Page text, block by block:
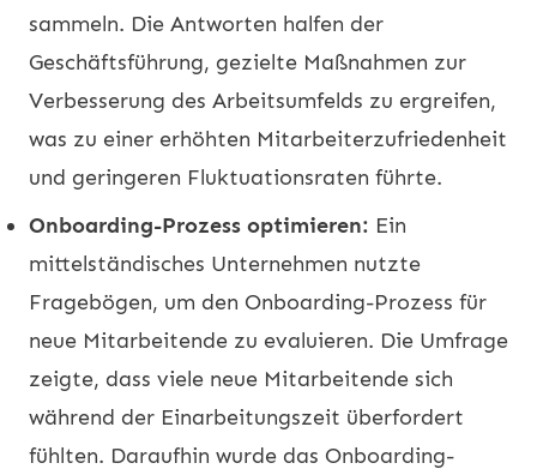
sammeln. Die Antworten halfen der
Geschäftsführung, gezielte Maßnahmen zur
Verbesserung des Arbeitsumfelds zu ergreifen,
was zu einer erhöhten Mitarbeiterzufriedenheit
und geringeren Fluktuationsraten führte.
Onboarding-Prozess optimieren: Ein
mittelständisches Unternehmen nutzte
Fragebögen, um den Onboarding-Prozess für
neue Mitarbeitende zu evaluieren. Die Umfrage
zeigte, dass viele neue Mitarbeitende sich
während der Einarbeitungszeit überfordert
fühlten. Daraufhin wurde das Onboarding-